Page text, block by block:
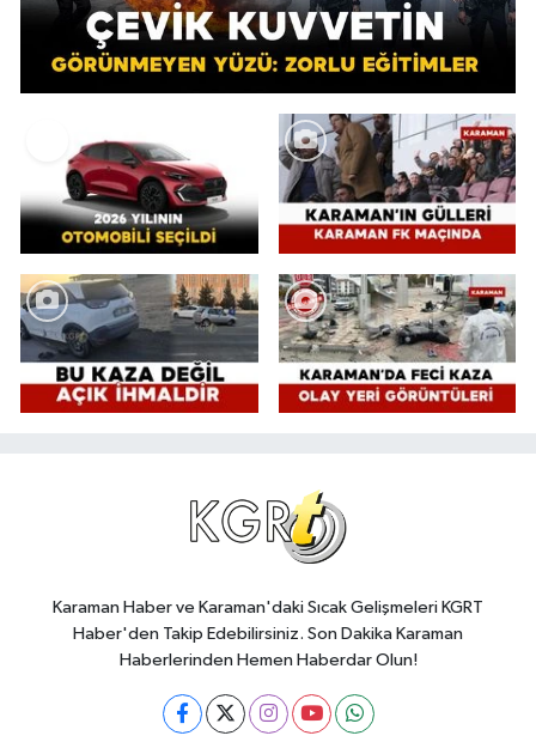
Karaman Haber ve Karaman'daki Sıcak Gelişmeleri KGRT
Haber'den Takip Edebilirsiniz. Son Dakika Karaman
Haberlerinden Hemen Haberdar Olun!